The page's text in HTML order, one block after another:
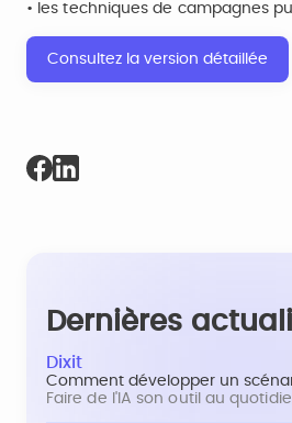
• les techniques de campagnes
Consultez la version détaillée
Dernières
Dixit
Comment développer un
Faire de l'IA son outil au